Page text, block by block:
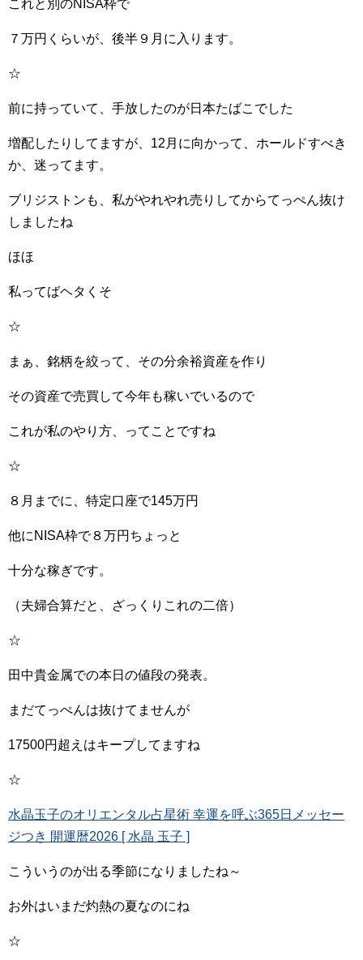
これと別のNISA枠で
７万円くらいが、後半９月に入ります。
☆
前に持っていて、手放したのが日本たばこでした
増配したりしてますが、12月に向かって、ホールドすべき
か、迷ってます。
ブリジストンも、私がやれやれ売りしてからてっぺん抜け
しましたね
ほほ
私ってばヘタくそ
☆
まぁ、銘柄を絞って、その分余裕資産を作り
その資産で売買して今年も稼いでいるので
これが私のやり方、ってことですね
☆
８月までに、特定口座で145万円
他にNISA枠で８万円ちょっと
十分な稼ぎです。
（夫婦合算だと、ざっくりこれの二倍）
☆
田中貴金属での本日の値段の発表。
まだてっぺんは抜けてませんが
17500円超えはキープしてますね
☆
水晶玉子のオリエンタル占星術 幸運を呼ぶ365日メッセー
ジつき 開運暦2026 [ 水晶 玉子 ]
こういうのが出る季節になりましたね～
お外はいまだ灼熱の夏なのにね
☆